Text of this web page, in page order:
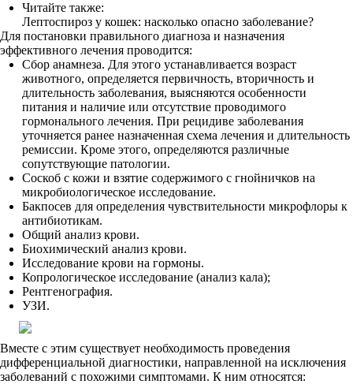
Читайте также:
Лептоспироз у кошек: насколько опасно заболевание?
Для постановки правильного диагноза и назначения
эффективного лечения проводится:
Сбор анамнеза. Для этого устанавливается возраст
животного, определяется первичность, вторичность и
длительность заболевания, выясняются особенности
питания и наличие или отсутствие проводимого
гормонального лечения. При рецидиве заболевания
уточняется ранее назначенная схема лечения и длительность
ремиссии. Кроме этого, определяются различные
сопутствующие патологии.
Соскоб с кожи и взятие содержимого с гнойничков на
микробиологическое исследование.
Бакпосев для определения чувствительности микрофлоры к
антибиотикам.
Общий анализ крови.
Биохимический анализ крови.
Исследование крови на гормоны.
Копрологическое исследование (анализ кала);
Рентгенография.
УЗИ.
Вместе с этим существует необходимость проведения
дифференциальной диагностики, направленной на исключения
заболеваний с похожими симптомами. К ним относятся: